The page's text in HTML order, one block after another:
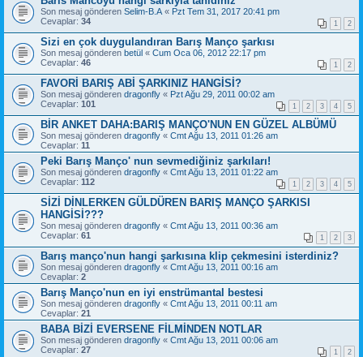
Son mesaj gönderen Selim-B.A « Pzt Tem 31, 2017 20:41 pm
Cevaplar: 34 1 2
Sizi en çok duygulandıran Barış Manço şarkısı
Son mesaj gönderen betül « Cum Oca 06, 2012 22:17 pm
Cevaplar: 46 1 2
FAVORİ BARIŞ ABİ ŞARKINIZ HANGİSİ?
Son mesaj gönderen dragonfly « Pzt Ağu 29, 2011 00:02 am
Cevaplar: 101 1 2 3 4 5
BİR ANKET DAHA:BARIŞ MANÇO'NUN EN GÜZEL ALBÜMÜ
Son mesaj gönderen dragonfly « Cmt Ağu 13, 2011 01:26 am
Cevaplar: 11
Peki Barış Manço' nun sevmediğiniz şarkıları!
Son mesaj gönderen dragonfly « Cmt Ağu 13, 2011 01:22 am
Cevaplar: 112 1 2 3 4 5
SİZİ DİNLERKEN GÜLDÜREN BARIŞ MANÇO ŞARKISI
HANGİSİ???
Son mesaj gönderen dragonfly « Cmt Ağu 13, 2011 00:36 am
Cevaplar: 61 1 2 3
Barış manço'nun hangi şarkısına klip çekmesini isterdiniz?
Son mesaj gönderen dragonfly « Cmt Ağu 13, 2011 00:16 am
Cevaplar: 2
Barış Manço'nun en iyi enstrümantal bestesi
Son mesaj gönderen dragonfly « Cmt Ağu 13, 2011 00:11 am
Cevaplar: 21
BABA BİZİ EVERSENE FİLMİNDEN NOTLAR
Son mesaj gönderen dragonfly « Cmt Ağu 13, 2011 00:06 am
Cevaplar: 27 1 2